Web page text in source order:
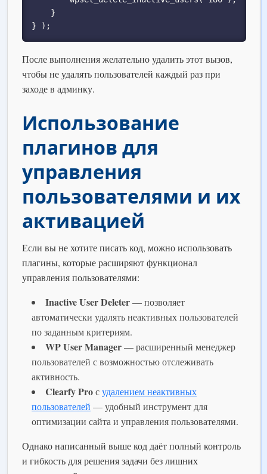
} );
После выполнения желательно удалить этот вызов,
чтобы не удалять пользователей каждый раз при
заходе в админку.
Использование
плагинов для
управления
пользователями и их
активацией
Если вы не хотите писать код, можно использовать
плагины, которые расширяют функционал
управления пользователями:
Inactive User Deleter— позволяет
автоматически удалять неактивных пользователей
по заданным критериям.
WP User Manager— расширенный менеджер
пользователей с возможностью отслеживать
активность.
Clearfy Proсудалением неактивных
пользователей — удобный инструмент для
оптимизации сайта и управления пользователями.
Однако написанный выше код даёт полный контроль
и гибкость для решения задачи без лишних